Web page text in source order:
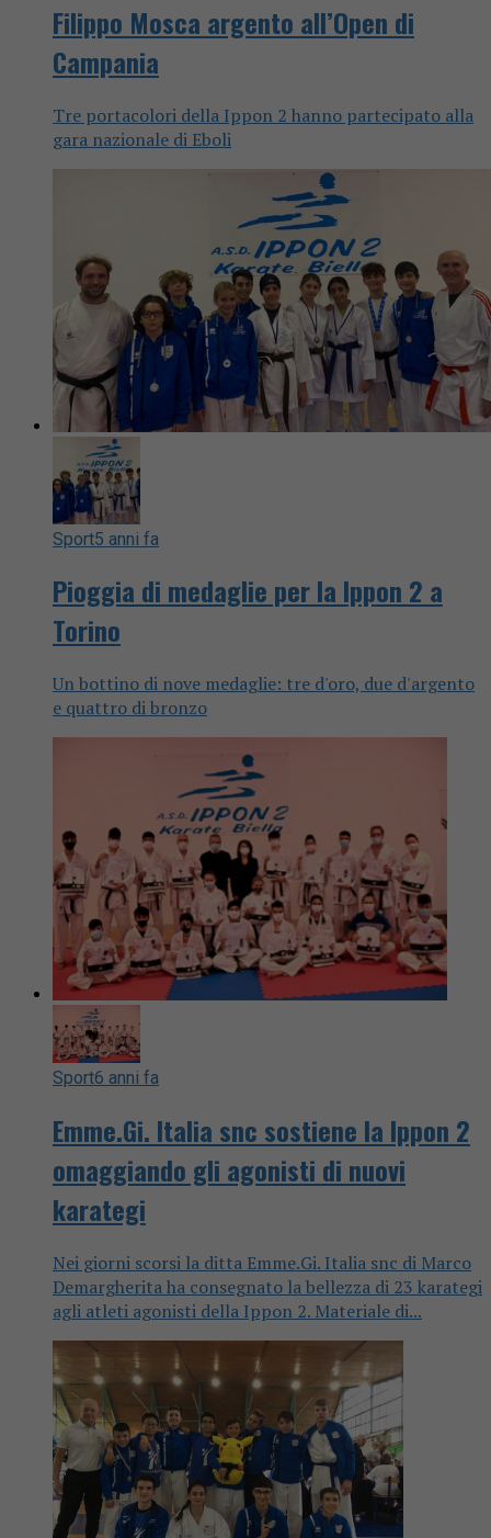
Filippo Mosca argento all’Open di
Campania
Tre portacolori della Ippon 2 hanno partecipato alla
gara nazionale di Eboli
Sport5 anni fa
Pioggia di medaglie per la Ippon 2 a
Torino
Un bottino di nove medaglie: tre d'oro, due d'argento
e quattro di bronzo
Sport6 anni fa
Emme.Gi. Italia snc sostiene la Ippon 2
omaggiando gli agonisti di nuovi
karategi
Nei giorni scorsi la ditta Emme.Gi. Italia snc di Marco
Demargherita ha consegnato la bellezza di 23 karategi
agli atleti agonisti della Ippon 2. Materiale di...